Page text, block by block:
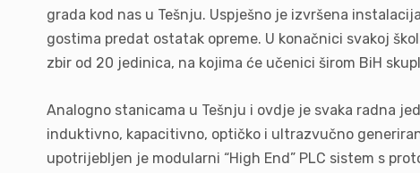
grada kod nas u Tešnju. Uspješno je izvršena
gostima predat ostatak opreme. U konačnici svakoj
zbir od 20 jedinica, na kojima će učenici širom BiH
Analogno stanicama u Tešnju i ovdje je svaka radna
induktivno, kapacitivno, optičko i ultrazvučno
upotrijebljen je modularni “High End” PLC sistem s